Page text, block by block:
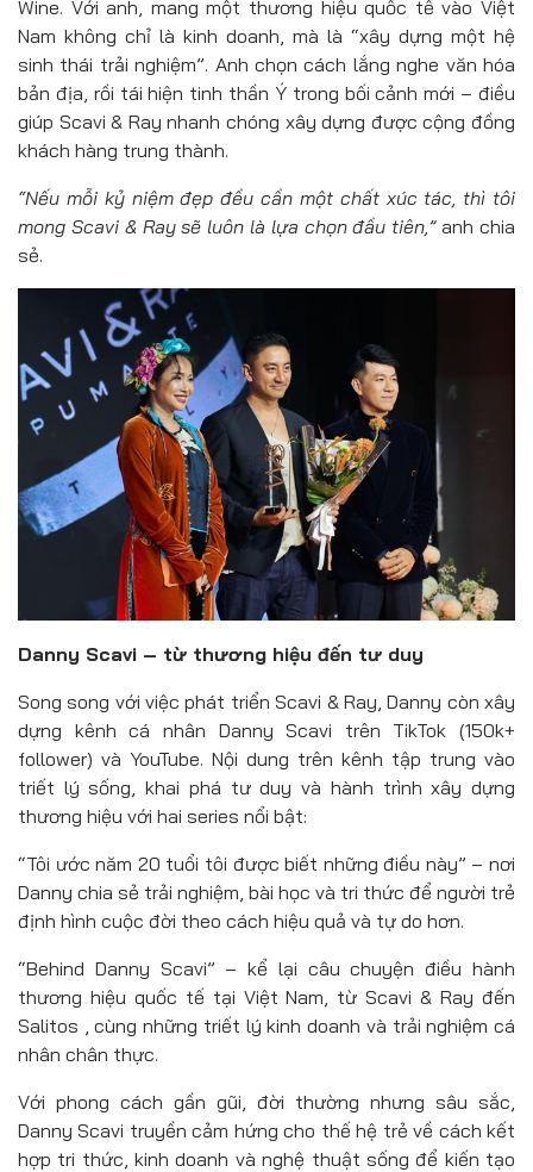
Wine. Với anh, mang một thương hiệu quốc tế vào Việt
Nam không chỉ là kinh doanh, mà là “xây dựng một hệ
sinh thái trải nghiệm”. Anh chọn cách lắng nghe văn hóa
bản địa, rồi tái hiện tinh thần Ý trong bối cảnh mới – điều
giúp Scavi & Ray nhanh chóng xây dựng được cộng đồng
khách hàng trung thành.
“Nếu mỗi kỷ niệm đẹp đều cần một chất xúc tác, thì tôi
mong Scavi & Ray sẽ luôn là lựa chọn đầu tiên,”anh chia
sẻ.
Danny Scavi – từ thương hiệu đến tư duy
Song song với việc phát triển Scavi & Ray, Danny còn xây
dựng kênh cá nhân Danny Scavi trên TikTok (150k+
follower) và YouTube. Nội dung trên kênh tập trung vào
triết lý sống, khai phá tư duy và hành trình xây dựng
thương hiệu với hai series nổi bật:
“Tôi ước năm 20 tuổi tôi được biết những điều này” – nơi
Danny chia sẻ trải nghiệm, bài học và tri thức để người trẻ
định hình cuộc đời theo cách hiệu quả và tự do hơn.
“Behind Danny Scavi” – kể lại câu chuyện điều hành
thương hiệu quốc tế tại Việt Nam, từ Scavi & Ray đến
Salitos , cùng những triết lý kinh doanh và trải nghiệm cá
nhân chân thực.
Với phong cách gần gũi, đời thường nhưng sâu sắc,
Danny Scavi truyền cảm hứng cho thế hệ trẻ về cách kết
hợp tri thức, kinh doanh và nghệ thuật sống để kiến tạo